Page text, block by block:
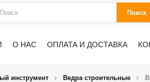
Поиск
О НАС ОПЛАТА И ДОСТАВКА
инструмент Ведра строительные